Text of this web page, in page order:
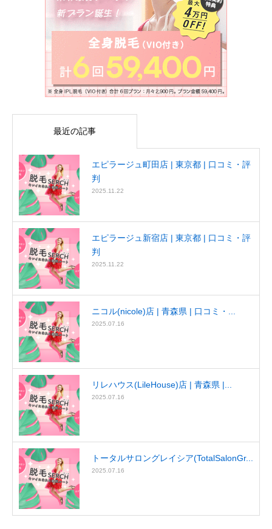
最近の記事
エピラージュ町田店 | 東京都 | 口コミ・評
判
2025.11.22
エピラージュ新宿店 | 東京都 | 口コミ・評
判
2025.11.22
ニコル(nicole)店 | 青森県 | 口コミ・...
2025.07.16
リレハウス(LileHouse)店 | 青森県 |...
2025.07.16
トータルサロングレイシア(TotalSalonGr...
2025.07.16